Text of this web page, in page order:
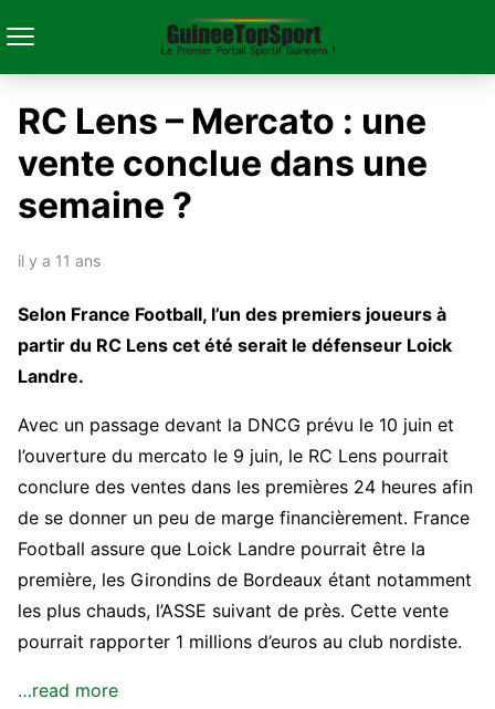
RC Lens – Mercato : une
vente conclue dans une
semaine ?
il y a 11 ans
Selon France Football, l’un des premiers joueurs à
partir du RC Lens cet été serait le défenseur Loick
Landre.
Avec un passage devant la DNCG prévu le 10 juin et
l’ouverture du mercato le 9 juin, le RC Lens pourrait
conclure des ventes dans les premières 24 heures afin
de se donner un peu de marge financièrement. France
Football assure que Loick Landre pourrait être la
première, les Girondins de Bordeaux étant notamment
les plus chauds, l’ASSE suivant de près. Cette vente
pourrait rapporter 1 millions d’euros au club nordiste.
…read more